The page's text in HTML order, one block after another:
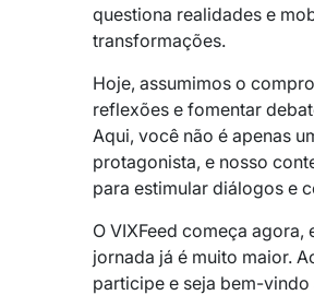
questiona realidades e
transformações.
Hoje, assumimos o
reflexões e fomentar
Aqui, você não é apenas
protagonista, e nosso
para estimular diálogos e
O VIXFeed começa agora,
jornada já é muito maior.
participe e seja bem-